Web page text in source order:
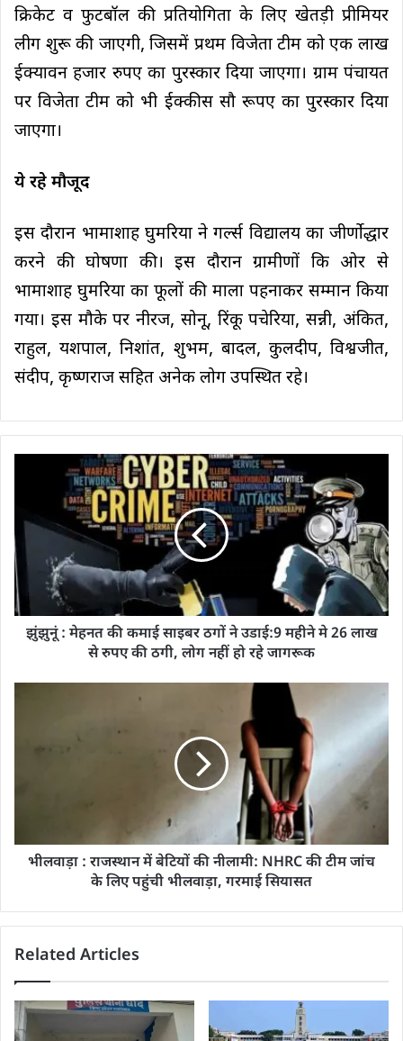
क्रिकेट व फुटबॉल की प्रतियोगिता के लिए खेतड़ी प्रीमियर
लीग शुरू की जाएगी, जिसमें प्रथम विजेता टीम को एक लाख
ईक्यावन हजार रुपए का पुरस्कार दिया जाएगा। ग्राम पंचायत
पर विजेता टीम को भी ईक्कीस सौ रूपए का पुरस्कार दिया
जाएगा।
ये रहे मौजूद
इस दौरान भामाशाह घुमरिया ने गर्ल्स विद्यालय का जीर्णोद्धार
करने की घोषणा की। इस दौरान ग्रामीणों कि ओर से
भामाशाह घुमरिया का फूलों की माला पहनाकर सम्मान किया
गया। इस मौके पर नीरज, सोनू, रिंकू पचेरिया, सन्नी, अंकित,
राहुल, यशपाल, निशांत, शुभम, बादल, कुलदीप, विश्वजीत,
संदीप, कृष्णराज सहित अनेक लोग उपस्थित रहे।
झुंझुनूं : मेहनत की कमाई साइबर ठगों ने उडाई:9 महीने मे 26 लाख
से रुपए की ठगी, लोग नहीं हो रहे जागरूक
भीलवाड़ा : राजस्थान में बेटियों की नीलामी: NHRC की टीम जांच
के लिए पहुंची भीलवाड़ा, गरमाई सियासत
Related Articles